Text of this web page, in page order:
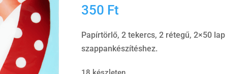
350 Ft
Papírtörlő, 2 tekercs, 2 rétegű, 2×50 lap
szappankészítéshez.